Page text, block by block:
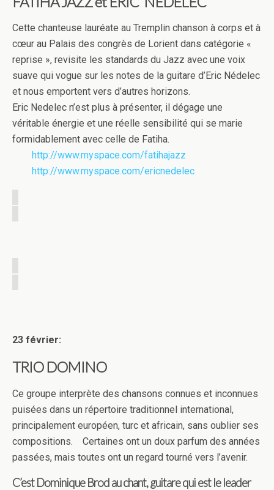
Cette chanteuse lauréate au Tremplin chanson à corps et à
cœur au Palais des congrès de Lorient dans catégorie «
reprise », revisite les standards du Jazz avec une voix
suave qui vogue sur les notes de la guitare d’Eric Nédelec
et nous emportent vers d’autres horizons.
Eric Nedelec n’est plus à présenter, il dégage une
véritable énergie et une réelle sensibilité qui se marie
formidablement avec celle de Fatiha.
http://www.myspace.com/fatihajazz
http://www.myspace.com/ericnedelec
23 février:
TRIO DOMINO
Ce groupe interprète des chansons connues et inconnues
puisées dans un répertoire traditionnel international,
principalement européen, turc et africain, sans oublier ses
compositions. Certaines ont un doux parfum des années
passées, mais toutes ont un regard tourné vers l’avenir.
C’est Dominique Brod au chant, guitare qui est le leader